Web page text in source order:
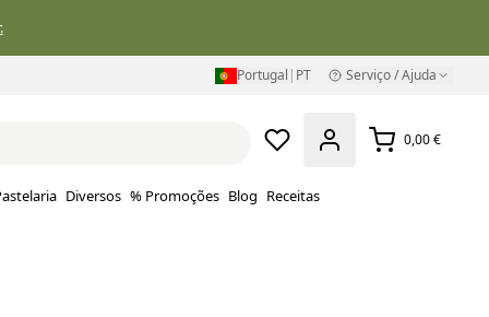
Portugal | PT Serviço / Ajuda
0,00 €
Diversos % Promoções Blog Receitas